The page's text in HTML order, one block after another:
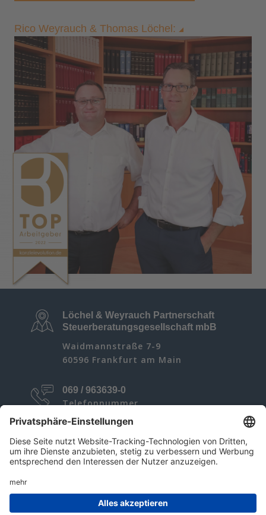
Rico Weyrauch & Thomas Löchel:
Löchel & Weyrauch Partnerschaft
Steuerberatungsgesellschaft mbB
Waidmannstraße 7-9
60596 Frankfurt am Main
069 / 963639-0
Telefonnummer
E-Mail Adresse
Impressum